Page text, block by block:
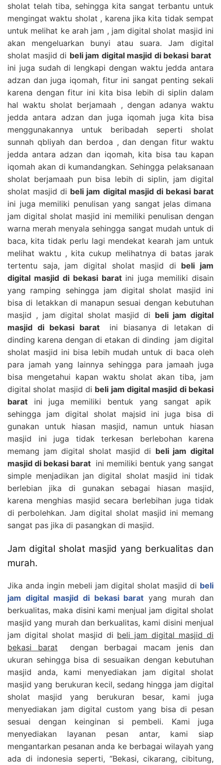
sholat telah tiba, sehingga kita sangat terbantu untuk
mengingat waktu sholat , karena jika kita tidak sempat
untuk melihat ke arah jam , jam digital sholat masjid ini
akan mengeluarkan bunyi atau suara. Jam digital
sholat masjid di beli jam digital masjid di bekasi barat
ini juga sudah di lengkapi dengan waktu jedda antara
adzan dan juga iqomah, fitur ini sangat penting sekali
karena dengan fitur ini kita bisa lebih di siplin dalam
hal waktu sholat berjamaah , dengan adanya waktu
jedda antara adzan dan juga iqomah juga kita bisa
menggunakannya untuk beribadah seperti sholat
sunnah qbliyah dan berdoa , dan dengan fitur waktu
jedda antara adzan dan iqomah, kita bisa tau kapan
iqomah akan di kumandangkan. Sehingga pelaksanaan
sholat berjamaah pun bisa lebih di siplin, jam digital
sholat masjid di beli jam digital masjid di bekasi barat
ini juga memiliki penulisan yang sangat jelas dimana
jam digital sholat masjid ini memiliki penulisan dengan
warna merah menyala sehingga sangat mudah untuk di
baca, kita tidak perlu lagi mendekat kearah jam untuk
melihat waktu , kita cukup melihatnya di batas jarak
tertentu saja, jam digital sholat masjid di beli jam
digital masjid di bekasi baratini juga memiliki disain
yang ramping sehingga jam digital sholat masjid ini
bisa di letakkan di manapun sesuai dengan kebutuhan
masjid , jam digital sholat masjid di beli jam digital
masjid di bekasi barat
ini biasanya di letakan di
dinding karena dengan di etakan di dinding jam digital
sholat masjid ini bisa lebih mudah untuk di baca oleh
para jamah yang lainnya sehingga para jamaah juga
bisa mengetahui kapan waktu sholat akan tiba, jam
digital sholat masjid di beli jam digital masjid di bekasi
barat ini juga memiliki bentuk yang sangat apik
sehingga jam digital sholat majsid ini juga bisa di
gunakan untuk hiasan masjid, namun untuk hiasan
masjid ini juga tidak terkesan berlebohan karena
memang jam digital sholat masjid di beli jam digital
masjid di bekasi barat ini memiliki bentuk yang sangat
simple menjadikan jan digital sholat masjid ini tidak
berlebian jika di gunakan sebagai hiasan masjid,
karena menghias masjid secara berlebihan juga tidak
di perbolehkan. Jam digital sholat masjid ini memang
sangat pas jika di pasangkan di masjid.
Jam digital sholat masjid yang berkualitas dan
murah.
Jika anda ingin mebeli jam digital sholat masjid di beli
jam digital masjid di bekasi barat yang murah dan
berkualitas, maka disini kami menjual jam digital sholat
masjid yang murah dan berkualitas, kami disini menjual
jam digital sholat masjid di beli jam digital masjid di
bekasi barat dengan berbagai macam jenis dan
ukuran sehingga bisa di sesuaikan dengan kebutuhan
masjid anda, kami menyediakan jam digital sholat
masjid yang berukuran kecil, sedang hingga jam digital
sholat masjid yang berukuran besar, kami juga
menyediakan jam digital custom yang bisa di pesan
sesuai dengan keinginan si pembeli. Kami juga
menyediakan layanan pesan antar, kami siap
mengantarkan pesanan anda ke berbagai wilayah yang
ada di indonesia seperti, “Bekasi, cikarang, cibitung,